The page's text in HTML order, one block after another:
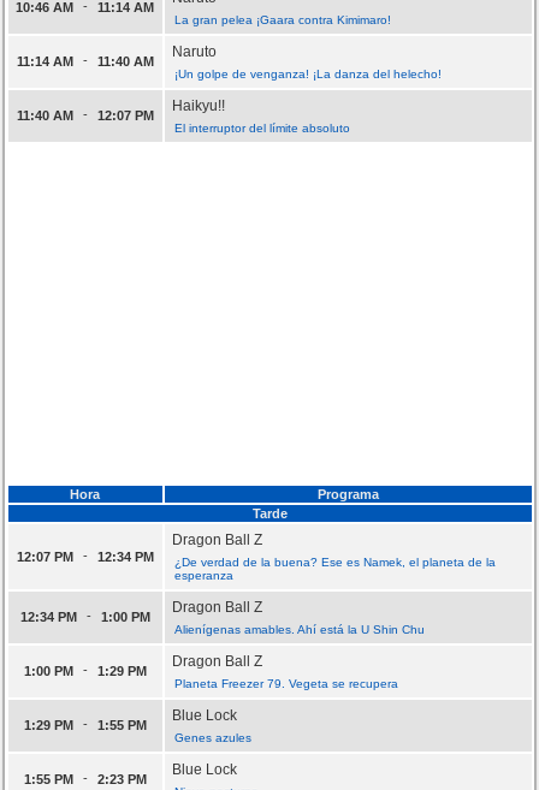
10:46 AM - 11:14 AM
La gran pelea ¡Gaara contra Kimimaro!
11:14 AM - 11:40 AM
Naruto
¡Un golpe de venganza! ¡La danza del helecho!
11:40 AM - 12:07 PM
Haikyu!!
El interruptor del límite absoluto
Hora
Programa
Tarde
12:07 PM - 12:34 PM
Dragon Ball Z
¿De verdad de la buena? Ese es Namek, el planeta de la
esperanza
12:34 PM - 1:00 PM
Dragon Ball Z
Alienígenas amables. Ahí está la U Shin Chu
1:00 PM - 1:29 PM
Dragon Ball Z
Planeta Freezer 79. Vegeta se recupera
1:29 PM - 1:55 PM
Blue Lock
Genes azules
1:55 PM - 2:23 PM
Blue Lock